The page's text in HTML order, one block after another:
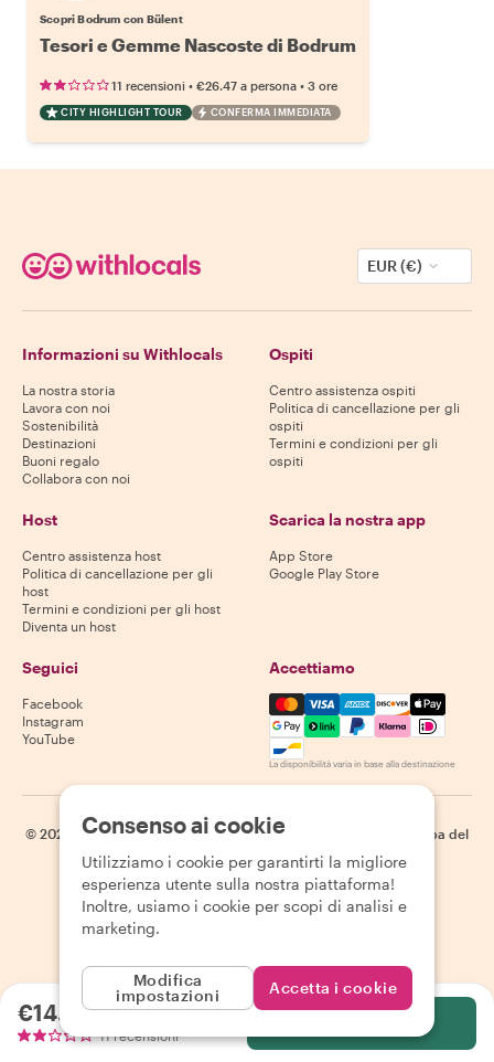
Scopri Bodrum con Bülent
Tesori e Gemme Nascoste di Bodrum
11 recensioni • €26.47 a persona • 3 ore
CITY HIGHLIGHT TOUR CONFERMA IMMEDIATA
€14.71a persona
11 recensioni
EUR (€)
Informazioni su Withlocals
La nostra storia
Lavora con noi
Sostenibilità
Destinazioni
Buoni regalo
Collabora con noi
Ospiti
Centro assistenza ospiti
Politica di cancellazione per gli
ospiti
Termini e condizioni per gli
ospiti
Host
Centro assistenza host
Politica di cancellazione per gli
host
Termini e condizioni per gli host
Diventa un host
Scarica la nostra app
App Store
Google Play Store
Seguici
Facebook
Instagram
YouTube
Accettiamo
Mastercard, Visa, Amex,
La disponibilità varia in base alla destinazione
© 2026 Withlocals.com | Informativa sulla privacy
Mappa del
Consenso ai cookie
Utilizziamo i cookie per garantirti la migliore
esperienza utente sulla nostra piattaforma!
Inoltre, usiamo i cookie per scopi di analisi e
marketing.
Modifica
impostazioni
Accetta i cookie